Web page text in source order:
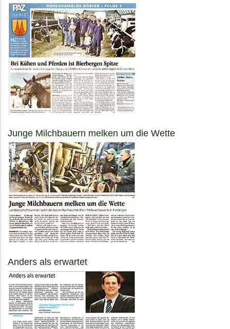
Junge Milchbauern melken um die Wette
Anders als erwartet